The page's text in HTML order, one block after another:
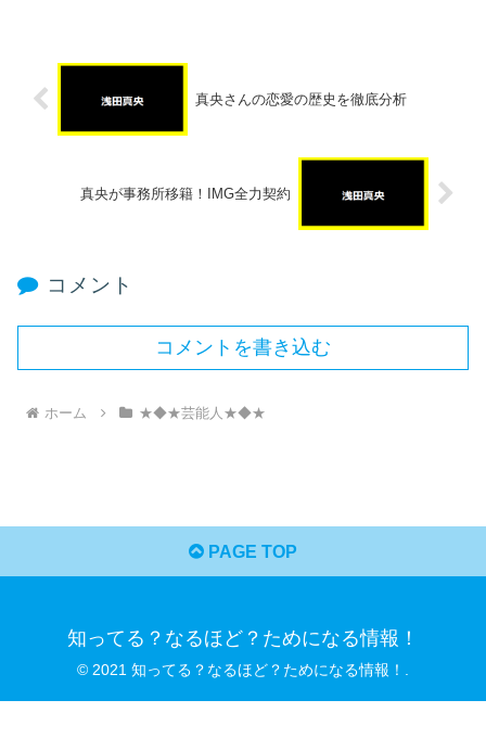
真央さんの恋愛の歴史を徹底分析
真央が事務所移籍！IMG全力契約
コメント
コメントを書き込む
ホーム ★◆★芸能人★◆★
PAGE TOP
知ってる？なるほど？ためになる情報！
© 2021 知ってる？なるほど？ためになる情報！.